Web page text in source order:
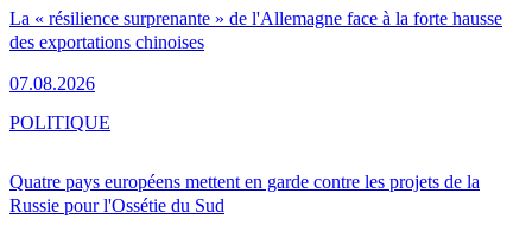
La « résilience surprenante » de l'Allemagne face à la forte hausse
des exportations chinoises
07.08.2026
Quatre pays européens mettent en garde contre les projets de la
Russie pour l'Ossétie du Sud
POLITIQUE